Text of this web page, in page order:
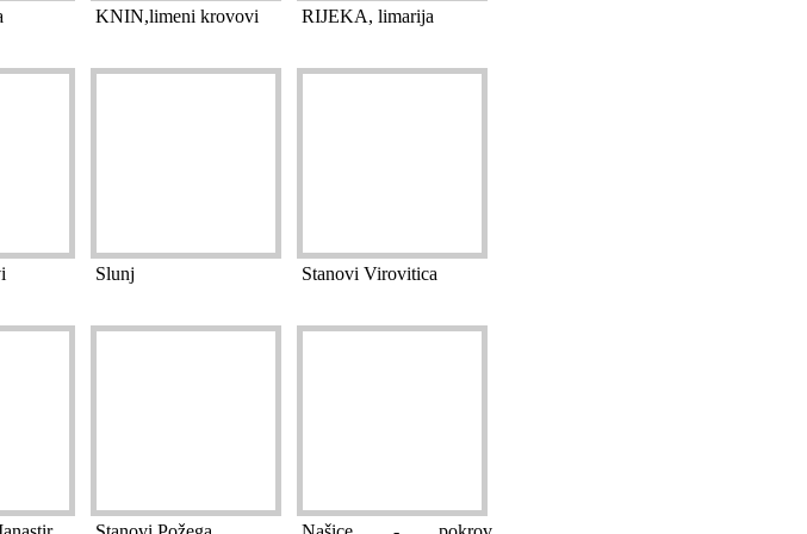
KNIN,limeni krovovi RIJEKA, limarija
Slunj Stanovi Virovitica